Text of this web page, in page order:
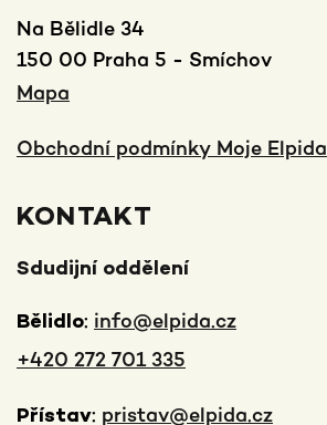
Na Bělidle 34
150 00 Praha 5 - Smíchov
Mapa
Obchodní podmínky Moje Elpida
KONTAKT
Sdudijní oddělení
Bělidlo: info@elpida.cz
+420 272 701 335
Přístav: pristav@elpida.cz